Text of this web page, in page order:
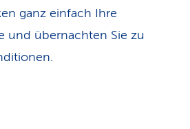
ganz einfach Ihre
und übernachten Sie zu